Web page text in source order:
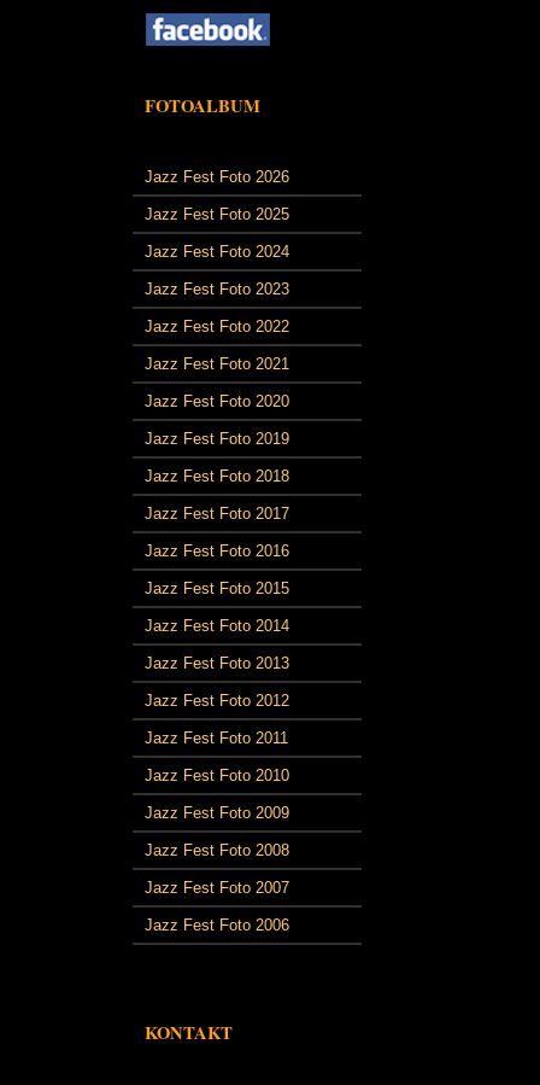
FOTOALBUM
Jazz Fest Foto 2026
Jazz Fest Foto 2025
Jazz Fest Foto 2024
Jazz Fest Foto 2023
Jazz Fest Foto 2022
Jazz Fest Foto 2021
Jazz Fest Foto 2020
Jazz Fest Foto 2019
Jazz Fest Foto 2018
Jazz Fest Foto 2017
Jazz Fest Foto 2016
Jazz Fest Foto 2015
Jazz Fest Foto 2014
Jazz Fest Foto 2013
Jazz Fest Foto 2012
Jazz Fest Foto 2011
Jazz Fest Foto 2010
Jazz Fest Foto 2009
Jazz Fest Foto 2008
Jazz Fest Foto 2007
Jazz Fest Foto 2006
KONTAKT